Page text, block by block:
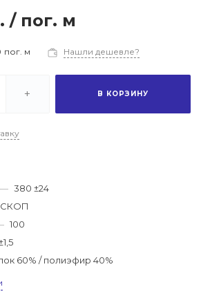
/ пог. м
пог. м Нашли дешевле?
+ В КОРЗИНУ
— 380 ±24
100
60% / полиэфир 40%